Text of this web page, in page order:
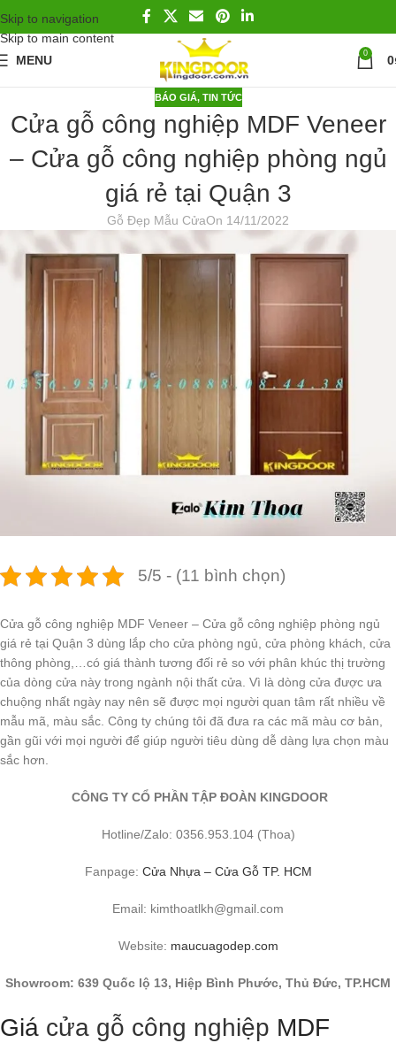
Skip to navigation
Skip to main content
MENU
0 0
BÁO GIÁ, TIN TỨC
Cửa gỗ công nghiệp MDF Veneer
– Cửa gỗ công nghiệp phòng ngủ
giá rẻ tại Quận 3
Gỗ Đẹp Mẫu CửaOn 14/11/2022
5/5 - (11 bình chọn)
Cửa gỗ công nghiệp MDF Veneer – Cửa gỗ công nghiệp phòng ngủ
giá rẻ tại Quận 3 dùng lắp cho cửa phòng ngủ, cửa phòng khách, cửa
thông phòng,…có giá thành tương đối rẻ so với phân khúc thị trường
của dòng cửa này trong ngành nội thất cửa. Vì là dòng cửa được ưa
chuộng nhất ngày nay nên sẽ được mọi người quan tâm rất nhiều về
mẫu mã, màu sắc. Công ty chúng tôi đã đưa ra các mã màu cơ bản,
gần gũi với mọi người để giúp người tiêu dùng dễ dàng lựa chọn màu
sắc hơn.
CÔNG TY CỔ PHẦN TẬP ĐOÀN KINGDOOR
Hotline/Zalo: 0356.953.104 (Thoa)
Fanpage: Cửa Nhựa – Cửa Gỗ TP. HCM
Email: kimthoatlkh@gmail.com
Website: maucuagodep.com
Showroom: 639 Quốc lộ 13, Hiệp Bình Phước, Thủ Đức, TP.HCM
Giá cửa gỗ công nghiệp MDF